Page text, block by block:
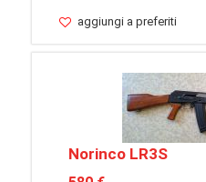
aggiungi a preferiti
Norinco LR3S